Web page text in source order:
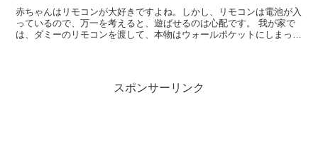
赤ちゃんはリモコンが大好きですよね。しかし、リモコンは電池が入
っているので、万一を考えると、遊ばせるのは心配です。 我が家で
は、ダミーのリモコンを渡して、本物はウォールポケットにしまって
スポンサーリンク